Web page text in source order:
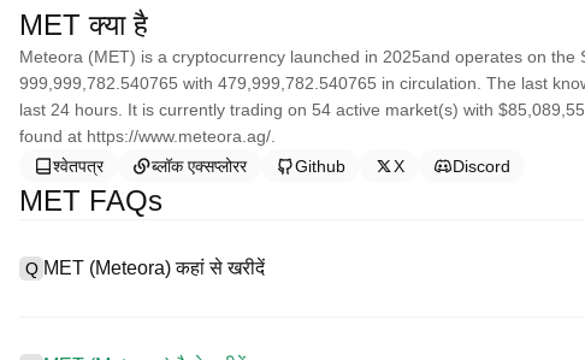
MET क्या है
Meteora (MET) is a cryptocurrency launched in 2025and operates on
999,999,782.540765 with 479,999,782.540765 in circulation. The last
last 24 hours. It is currently trading on 54 active market(s) with
found at https://www.meteora.ag/.
श्वेतपत्र
ब्लॉक एक्सप्लोरर Github X Discord
MET FAQs
Q MET (Meteora) कहां से खरीदें